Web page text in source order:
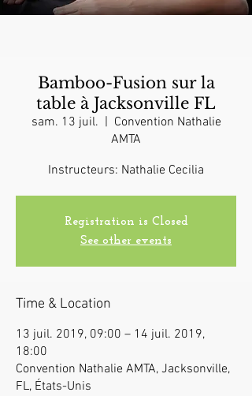
Bamboo-Fusion sur la
table à Jacksonville FL
sam. 13 juil.
  |
Convention Nathalie
AMTA
Instructeurs: Nathalie Cecilia
Registration is Closed
See other events
Time & Location
13 juil. 2019, 09:00 – 14 juil. 2019,
18:00
Convention Nathalie AMTA, Jacksonville,
FL, États-Unis